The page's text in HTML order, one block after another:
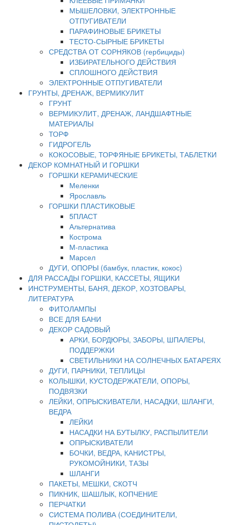
МЫШЕЛОВКИ, ЭЛЕКТРОННЫЕ
ОТПУГИВАТЕЛИ
ПАРАФИНОВЫЕ БРИКЕТЫ
ТЕСТО-СЫРНЫЕ БРИКЕТЫ
СРЕДСТВА ОТ СОРНЯКОВ (гербициды)
ИЗБИРАТЕЛЬНОГО ДЕЙСТВИЯ
СПЛОШНОГО ДЕЙСТВИЯ
ЭЛЕКТРОННЫЕ ОТПУГИВАТЕЛИ
ГРУНТЫ, ДРЕНАЖ, ВЕРМИКУЛИТ
ГРУНТ
ВЕРМИКУЛИТ, ДРЕНАЖ, ЛАНДШАФТНЫЕ
МАТЕРИАЛЫ
ТОРФ
ГИДРОГЕЛЬ
КОКОСОВЫЕ, ТОРФЯНЫЕ БРИКЕТЫ, ТАБЛЕТКИ
ДЕКОР КОМНАТНЫЙ И ГОРШКИ
ГОРШКИ КЕРАМИЧЕСКИЕ
Меленки
Ярославль
ГОРШКИ ПЛАСТИКОВЫЕ
5ПЛАСТ
Альтернатива
Кострома
М-пластика
Марсел
ДУГИ, ОПОРЫ (бамбук, пластик, кокос)
ДЛЯ РАССАДЫ ГОРШКИ, КАССЕТЫ, ЯЩИКИ
ИНСТРУМЕНТЫ, БАНЯ, ДЕКОР, ХОЗТОВАРЫ,
ЛИТЕРАТУРА
ФИТОЛАМПЫ
ВСЕ ДЛЯ БАНИ
ДЕКОР САДОВЫЙ
АРКИ, БОРДЮРЫ, ЗАБОРЫ, ШПАЛЕРЫ,
ПОДДЕРЖКИ
СВЕТИЛЬНИКИ НА СОЛНЕЧНЫХ БАТАРЕЯХ
ДУГИ, ПАРНИКИ, ТЕПЛИЦЫ
КОЛЫШКИ, КУСТОДЕРЖАТЕЛИ, ОПОРЫ,
ПОДВЯЗКИ
ЛЕЙКИ, ОПРЫСКИВАТЕЛИ, НАСАДКИ, ШЛАНГИ,
ВЕДРА
ЛЕЙКИ
НАСАДКИ НА БУТЫЛКУ, РАСПЫЛИТЕЛИ
ОПРЫСКИВАТЕЛИ
БОЧКИ, ВЕДРА, КАНИСТРЫ,
РУКОМОЙНИКИ, ТАЗЫ
ШЛАНГИ
ПАКЕТЫ, МЕШКИ, СКОТЧ
ПИКНИК, ШАШЛЫК, КОПЧЕНИЕ
ПЕРЧАТКИ
СИСТЕМА ПОЛИВА (СОЕДИНИТЕЛИ,